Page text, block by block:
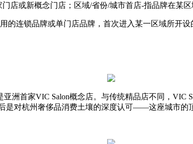
店或新概念门店；区域/省份/城市首店-指品牌在某
的连锁品牌或单门店品牌，首次进入某一区域所开
洲首家VIC Salon概念店。与传统精品店不同，VIC
是对杭州奢侈品消费土壤的深度认可——这座城市的